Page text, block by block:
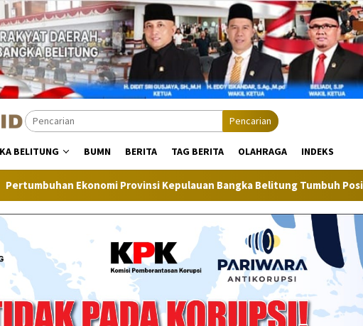
Pencarian
BELITUNG BUMN BERITA TAG BERITA OLAHRAGA INDEKS
Ekonomi Provinsi Kepulauan Bangka Belitung Tumbuh Positif